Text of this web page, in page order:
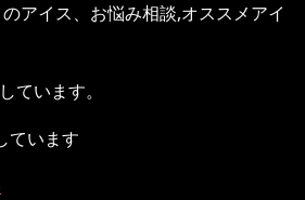
アイス、お悩み相談,オススメアイ
ています。
ています